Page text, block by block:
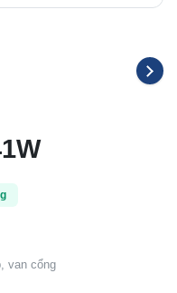
van cổng